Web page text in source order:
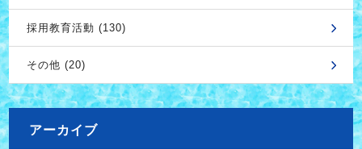
採用教育活動 (130)
その他 (20)
アーカイブ